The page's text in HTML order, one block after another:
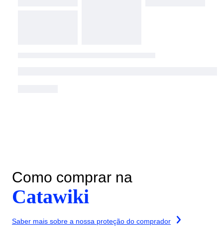
Como comprar na
Catawiki
Saber mais sobre a nossa proteção do comprador